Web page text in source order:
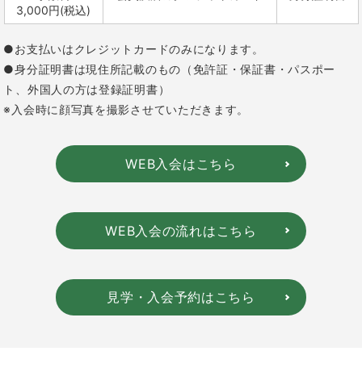
3,000円(税込)
●お支払いはクレジットカードのみになります。
●身分証明書は現住所記載のもの（免許証・保証書・パスポー
ト、外国人の方は登録証明書）
※入会時に顔写真を撮影させていただきます。
WEB入会はこちら
WEB入会の流れはこちら
見学・入会予約はこちら